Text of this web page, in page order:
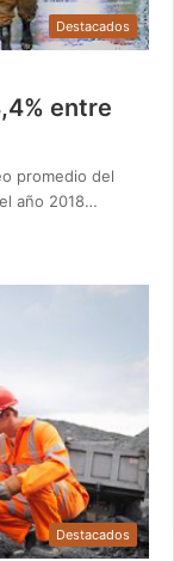
Destacados
entre
promedio del
año 2018…
Destacados